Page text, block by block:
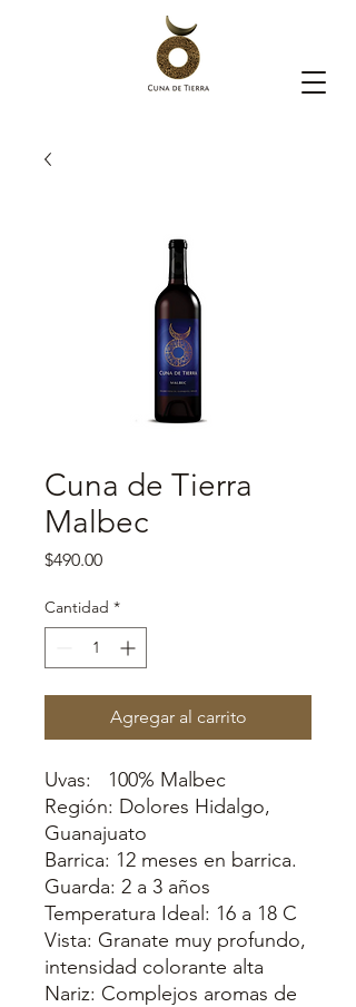
Cuna de Tierra
Malbec
$490.00Precio
Cantidad *
Agregar al carrito
Uvas: 100% Malbec
Región: Dolores Hidalgo,
Guanajuato
Barrica: 12 meses en barrica.
Guarda: 2 a 3 años
Temperatura Ideal: 16 a 18 C
Vista: Granate muy profundo,
intensidad colorante alta
Nariz: Complejos aromas de